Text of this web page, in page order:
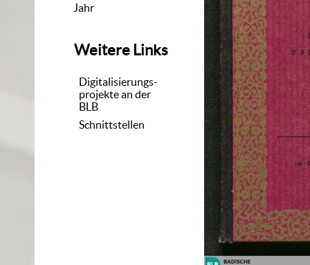
Jahr
Weitere Links
Digitalisierungs-
projekte an der
BLB
Schnittstellen